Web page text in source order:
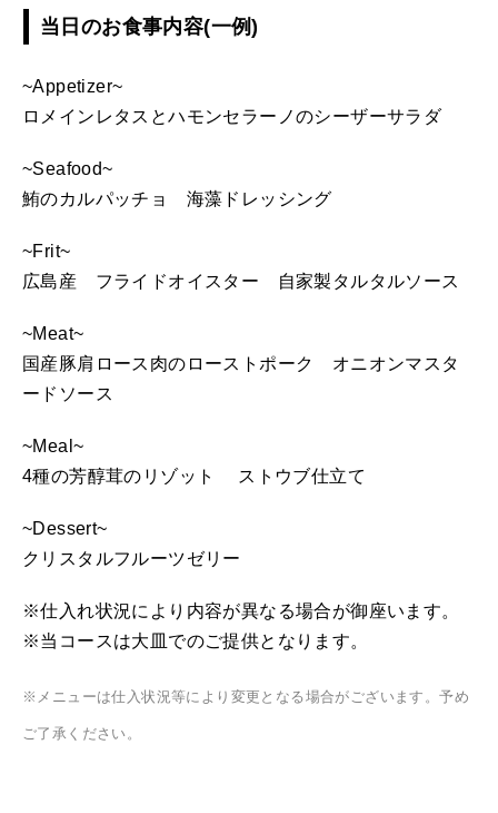
当日のお食事内容(一例)
~Appetizer~
ロメインレタスとハモンセラーノのシーザーサラダ
~Seafood~
鮪のカルパッチョ 海藻ドレッシング
~Frit~
広島産 フライドオイスター 自家製タルタルソース
~Meat~
国産豚肩ロース肉のローストポーク オニオンマスタ
ードソース
~Meal~
4種の芳醇茸のリゾット ストウブ仕立て
~Dessert~
クリスタルフルーツゼリー
※仕入れ状況により内容が異なる場合が御座います。
※当コースは大皿でのご提供となります。
※メニューは仕入状況等により変更となる場合がございます。予め
ご了承ください。